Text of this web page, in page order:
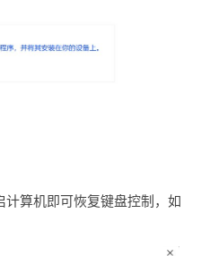
计算机即可恢复键盘控制，如